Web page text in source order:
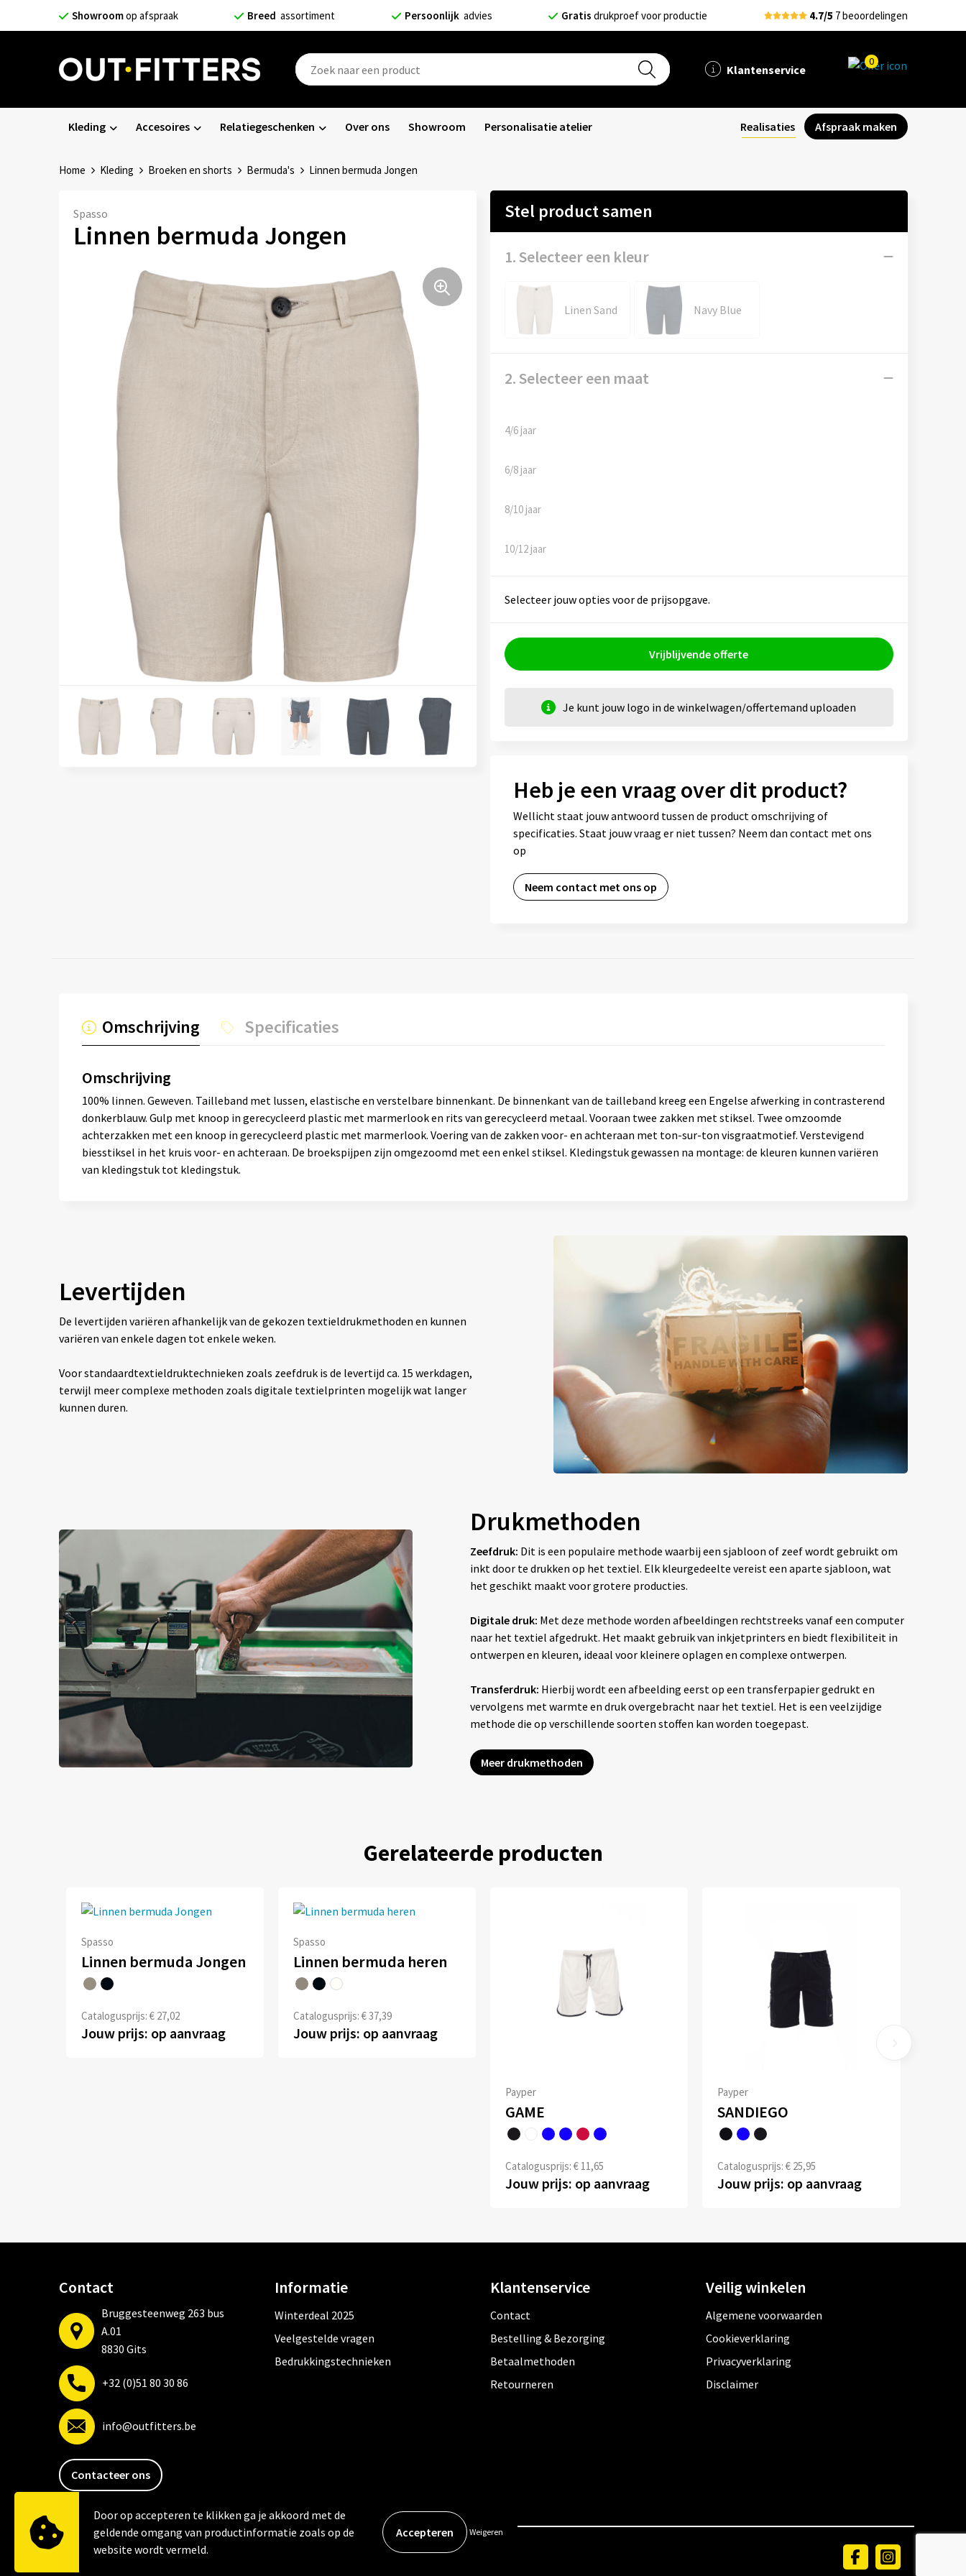
Showroomop afspraak Breed assortiment Persoonlijk advies Gratis drukproef voor productie 4.7/5 7 beoordelingen
Klantenservice
0
Kleding Accesoires Relatiegeschenken Over ons Showroom Personalisatie atelier Realisaties Afspraak maken
Home Kleding Broeken en shorts Bermuda's Linnen bermuda Jongen
Spasso
Linnen bermuda Jongen
Stel product samen
1. Selecteer een kleur
Linen Sand Navy Blue
2. Selecteer een maat
4/6 jaar
6/8 jaar
8/10 jaar
10/12 jaar
Selecteer jouw opties voor de prijsopgave.
Vrijblijvende offerte
Je kunt jouw logo in de winkelwagen/offertemand uploaden
Heb je een vraag over dit product?
Wellicht staat jouw antwoord tussen de product omschrijving of
specificaties. Staat jouw vraag er niet tussen? Neem dan contact met ons
op
Neem contact met ons op
Omschrijving Specificaties
Omschrijving
100% linnen. Geweven. Tailleband met lussen, elastische en verstelbare binnenkant. De binnenkant van de tailleband kreeg een Engelse afwerking in contrasterend
donkerblauw. Gulp met knoop in gerecycleerd plastic met marmerlook en rits van gerecycleerd metaal. Vooraan twee zakken met stiksel. Twee omzoomde
achterzakken met een knoop in gerecycleerd plastic met marmerlook. Voering van de zakken voor- en achteraan met ton-sur-ton visgraatmotief. Verstevigend
biesstiksel in het kruis voor- en achteraan. De broekspijpen zijn omgezoomd met een enkel stiksel. Kledingstuk gewassen na montage: de kleuren kunnen variëren
van kledingstuk tot kledingstuk.
Levertijden
De levertijden variëren afhankelijk van de gekozen textieldrukmethoden en kunnen
variëren van enkele dagen tot enkele weken.
Voor standaardtextieldruktechnieken zoals zeefdruk is de levertijd ca. 15 werkdagen,
terwijl meer complexe methoden zoals digitale textielprinten mogelijk wat langer
kunnen duren.
Drukmethoden
Zeefdruk: Dit is een populaire methode waarbij een sjabloon of zeef wordt gebruikt om
inkt door te drukken op het textiel. Elk kleurgedeelte vereist een aparte sjabloon, wat
het geschikt maakt voor grotere producties.
Digitale druk: Met deze methode worden afbeeldingen rechtstreeks vanaf een computer
naar het textiel afgedrukt. Het maakt gebruik van inkjetprinters en biedt flexibiliteit in
ontwerpen en kleuren, ideaal voor kleinere oplagen en complexe ontwerpen.
Transferdruk: Hierbij wordt een afbeelding eerst op een transferpapier gedrukt en
vervolgens met warmte en druk overgebracht naar het textiel. Het is een veelzijdige
methode die op verschillende soorten stoffen kan worden toegepast.
Meer drukmethoden
Gerelateerde producten
Spasso
Linnen bermuda Jongen
Catalogusprijs: € 27,02
Jouw prijs: op aanvraag
Spasso
Linnen bermuda heren
Catalogusprijs: € 37,39
Jouw prijs: op aanvraag
Payper
GAME
Catalogusprijs: € 11,65
Jouw prijs: op aanvraag
Payper
SANDIEGO
Catalogusprijs: € 25,95
Jouw prijs: op aanvraag
Contact
Bruggesteenweg 263 bus
A.01
8830 Gits
+32 (0)51 80 30 86
info@outfitters.be
Contacteer ons
Informatie
Winterdeal 2025
Veelgestelde vragen
Bedrukkingstechnieken
Klantenservice
Contact
Bestelling & Bezorging
Betaalmethoden
Retourneren
Veilig winkelen
Algemene voorwaarden
Cookieverklaring
Privacyverklaring
Disclaimer
© Copyright Outfitters 2026
Door op accepteren te klikken ga je akkoord met de
geldende omgang van productinformatie zoals op de
website wordt vermeld.
Weigeren